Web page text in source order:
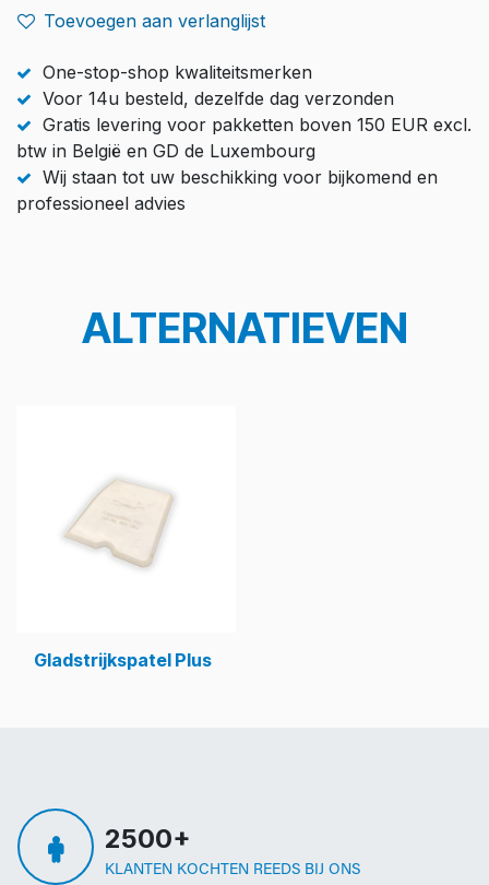
Toevoegen aan verlanglijst
One-stop-shop kwaliteitsmerken
Voor 14u besteld, dezelfde dag verzonden
Gratis levering voor pakketten boven 150 EUR excl.
btw in België en GD de Luxembourg
Wij staan tot uw beschikking voor bijkomend en
professioneel advies
ALTERNATIEVEN
Gladstrijkspatel Plus
2500+
KLANTEN KOCHTEN REEDS BIJ ONS